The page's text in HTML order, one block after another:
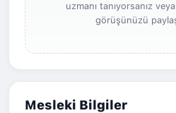
uzmanı tanıyorsanız
görüşünüzü
Mesleki Bilgiler